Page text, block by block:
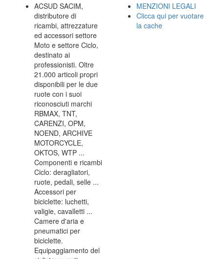
ACSUD SACIM,
distributore di
ricambi, attrezzature
ed accessori settore
Moto e settore Ciclo,
destinato ai
professionisti. Oltre
21.000 articoli propri
disponibili per le due
ruote con i suoi
riconosciuti marchi
RBMAX, TNT,
CARENZI, OPM,
NOEND, ARCHIVE
MOTORCYCLE,
OKTOS, WTP ...
Componenti e ricambi
Ciclo: deragliatori,
ruote, pedali, selle ...
Accessori per
biciclette: luchetti,
valigie, cavalletti ...
Camere d'aria e
pneumatici per
biciclette.
Equipaggiamento del
MENZIONI LEGALI
Clicca qui per vuotare
la cache